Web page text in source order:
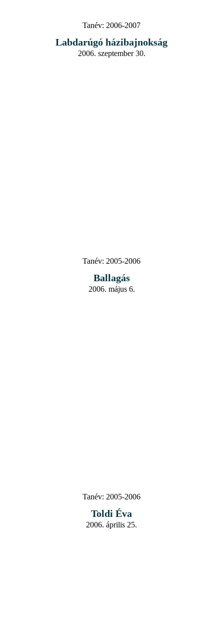
Tanév: 2006-2007
Labdarúgó házibajnokság
2006. szeptember 30.
Tanév: 2005-2006
Ballagás
2006. május 6.
Tanév: 2005-2006
Toldi Éva
2006. április 25.